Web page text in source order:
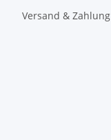
Versand & Zahlung